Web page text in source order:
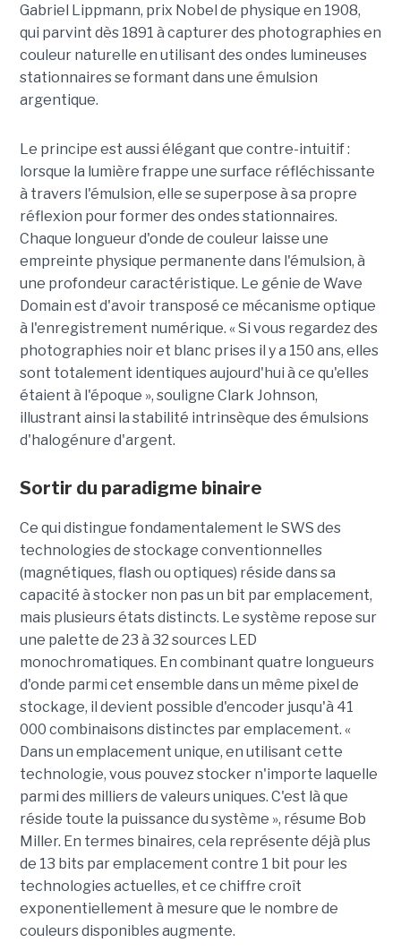
Gabriel Lippmann, prix Nobel de physique en 1908,
qui parvint dès 1891 à capturer des photographies en
couleur naturelle en utilisant des ondes lumineuses
stationnaires se formant dans une émulsion
argentique.
Le principe est aussi élégant que contre-intuitif :
lorsque la lumière frappe une surface réfléchissante
à travers l'émulsion, elle se superpose à sa propre
réflexion pour former des ondes stationnaires.
Chaque longueur d'onde de couleur laisse une
empreinte physique permanente dans l'émulsion, à
une profondeur caractéristique. Le génie de Wave
Domain est d'avoir transposé ce mécanisme optique
à l'enregistrement numérique. « Si vous regardez des
photographies noir et blanc prises il y a 150 ans, elles
sont totalement identiques aujourd'hui à ce qu'elles
étaient à l'époque », souligne Clark Johnson,
illustrant ainsi la stabilité intrinsèque des émulsions
d'halogénure d'argent.
Sortir du paradigme binaire
Ce qui distingue fondamentalement le SWS des
technologies de stockage conventionnelles
(magnétiques, flash ou optiques) réside dans sa
capacité à stocker non pas un bit par emplacement,
mais plusieurs états distincts. Le système repose sur
une palette de 23 à 32 sources LED
monochromatiques. En combinant quatre longueurs
d'onde parmi cet ensemble dans un même pixel de
stockage, il devient possible d'encoder jusqu'à 41
000 combinaisons distinctes par emplacement. «
Dans un emplacement unique, en utilisant cette
technologie, vous pouvez stocker n'importe laquelle
parmi des milliers de valeurs uniques. C'est là que
réside toute la puissance du système », résume Bob
Miller. En termes binaires, cela représente déjà plus
de 13 bits par emplacement contre 1 bit pour les
technologies actuelles, et ce chiffre croît
exponentiellement à mesure que le nombre de
couleurs disponibles augmente.